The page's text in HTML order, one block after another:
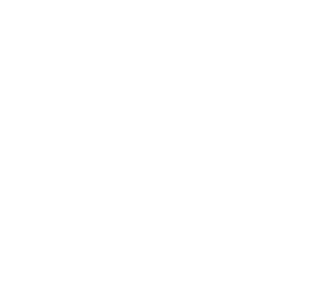
disponible en este momento.)